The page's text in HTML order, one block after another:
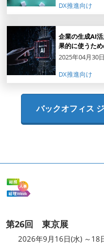
DX推進向け
企業の生成AI
果的に使うた
2025年04月30日
DX推進向け
バックオフィス
第26回 東京展
2026年9月16日(水) ～18